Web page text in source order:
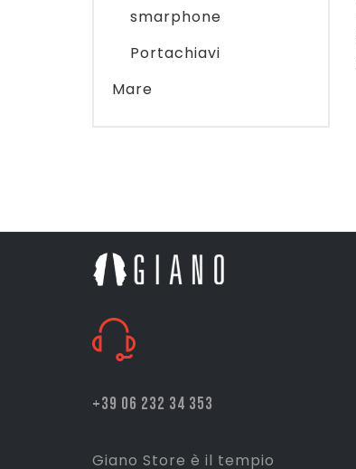
smarphone
Portachiavi
Mare
+39 06 232 34 353
Giano Store è il tempio